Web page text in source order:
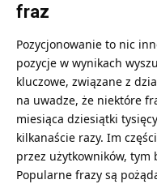
fraz
Pozycjonowanie to nic
pozycje w wynikach
kluczowe, związane z
na uwadze, że niektóre
miesiąca dziesiątki
kilkanaście razy. Im
przez użytkowników,
Popularne frazy są